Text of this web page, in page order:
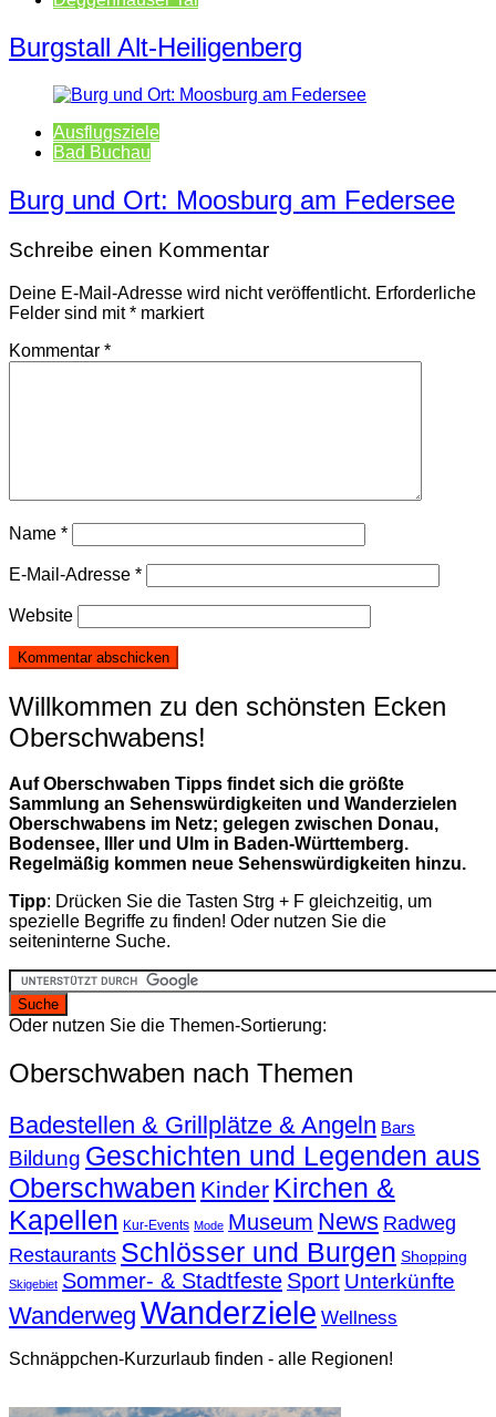
Burgstall Alt-Heiligenberg
Ausflugsziele
Bad Buchau
Burg und Ort: Moosburg am Federsee
Schreibe einen Kommentar
Deine E-Mail-Adresse wird nicht veröffentlicht. Erforderliche
Felder sind mit* markiert
Kommentar *
Name *
E-Mail-Adresse *
Website
Willkommen zu den schönsten Ecken
Oberschwabens!
Auf Oberschwaben Tipps findet sich die größte
Sammlung an Sehenswürdigkeiten und Wanderzielen
Oberschwabens im Netz; gelegen zwischen Donau,
Bodensee, Iller und Ulm in Baden-Württemberg.
Regelmäßig kommen neue Sehenswürdigkeiten hinzu.
Tipp: Drücken Sie die Tasten Strg + F gleichzeitig, um
spezielle Begriffe zu finden! Oder nutzen Sie die
seiteninterne Suche.
Oder nutzen Sie die Themen-Sortierung:
Oberschwaben nach Themen
Badestellen & Grillplätze & Angeln Bars
Bildung Geschichten und Legenden aus
Oberschwaben Kinder Kirchen &
Kapellen Kur-Events Mode Museum News Radweg
Restaurants Schlösser und Burgen Shopping
Skigebiet Sommer- & Stadtfeste Sport Unterkünfte
Wanderweg Wanderziele Wellness
Schnäppchen-Kurzurlaub finden - alle Regionen!